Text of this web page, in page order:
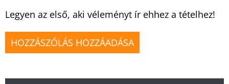
Legyen az első, aki véleményt ír ehhez a tételhez!
HOZZÁSZÓLÁS HOZZÁADÁSA